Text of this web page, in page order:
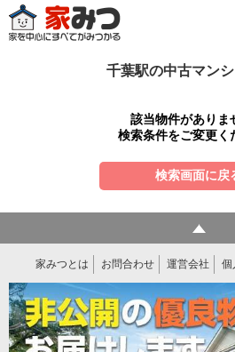
千葉駅の中古マン
該当物件がありま
検索条件をご変更く
検索画面に戻
家みつとは お問合わせ 運営会社 個